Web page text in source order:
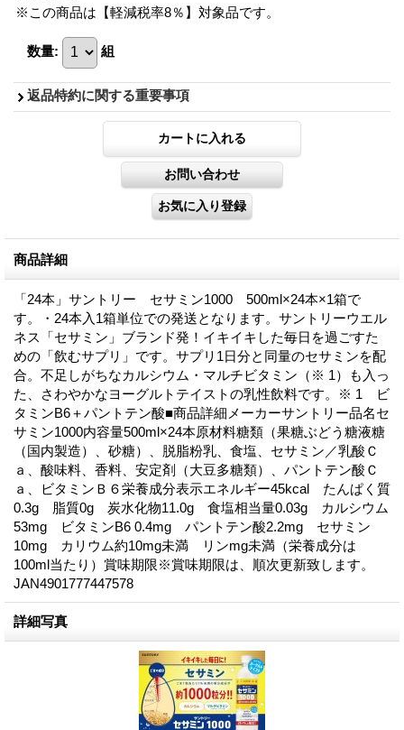
※この商品は【軽減税率8％】対象品です。
数量: 組
返品特約に関する重要事項
商品詳細
「24本」サントリー セサミン1000 500ml×24本×1箱で
す。・24本入1箱単位での発送となります。サントリーウエル
ネス「セサミン」ブランド発！イキイキした毎日を過ごすた
めの「飲むサプリ」です。サプリ1日分と同量のセサミンを配
合。不足しがちなカルシウム・マルチビタミン（※ 1）も入っ
た、さわやかなヨーグルトテイストの乳性飲料です。※ 1 ビ
タミンB6＋パントテン酸■商品詳細メーカーサントリー品名セ
サミン1000内容量500ml×24本原材料糖類（果糖ぶどう糖液糖
（国内製造）、砂糖）、脱脂粉乳、食塩、セサミン／乳酸Ｃ
ａ、酸味料、香料、安定剤（大豆多糖類）、パントテン酸Ｃ
ａ、ビタミンＢ６栄養成分表示エネルギー45kcal たんぱく質
0.3g 脂質0g 炭水化物11.0g 食塩相当量0.03g カルシウム
53mg ビタミンB6 0.4mg パントテン酸2.2mg セサミン
10mg カリウム約10mg未満 リンmg未満（栄養成分は
100ml当たり）賞味期限※賞味期限は、順次更新致します。
JAN4901777447578
詳細写真